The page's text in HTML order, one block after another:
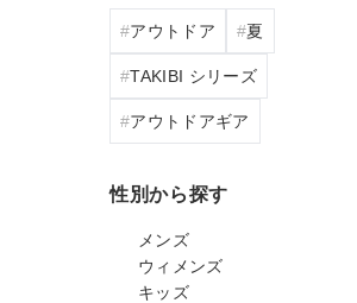
アウトドア 夏
TAKIBI シリーズ
アウトドアギア
性別から探す
メンズ
ウィメンズ
キッズ